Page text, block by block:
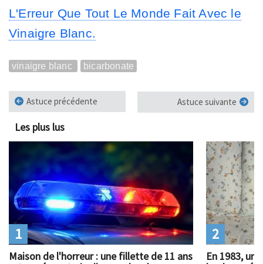
L'Erreur Que Tout Le Monde Fait Avec le
Vinaigre Blanc.
vinaigre blanc bicarbonate
Astuce précédente Astuce suivante
Les plus lus
Maison de l'horreur : une fillette de 11 ans
1
En 1983, un
2